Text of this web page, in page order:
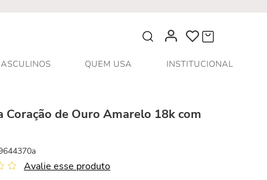
O que você procura?
QUEM USA
INSTITUCIONAL
Coração de Ouro Amarelo 18k com
Avalie esse produto